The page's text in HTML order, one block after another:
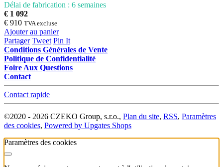
Délai de fabrication : 6 semaines
€ 1 092
€ 910 TVA excluse
Ajouter au panier
Partager Tweet Pin It
Conditions Générales de Vente
Politique de Confidentialité
Foire Aux Questions
Contact
Contact rapide
©2020 - 2026 CZEKO Group, s.r.o., Plan du site, RSS, Paramètres
des cookies, Powered by Upgates Shops
Paramètres des cookies